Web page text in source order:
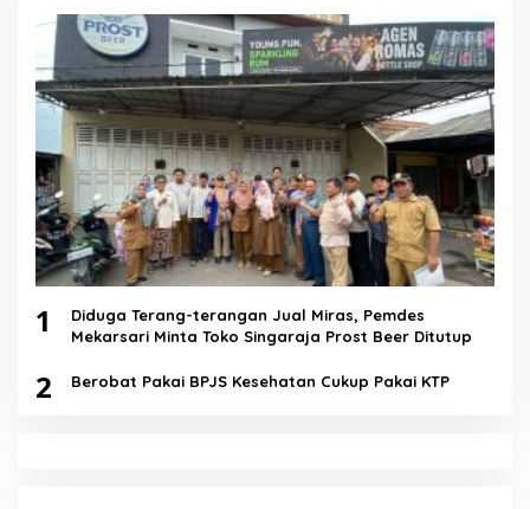
1
Diduga Terang-terangan Jual Miras, Pemdes
Mekarsari Minta Toko Singaraja Prost Beer Ditutup
2 Berobat Pakai BPJS Kesehatan Cukup Pakai KTP